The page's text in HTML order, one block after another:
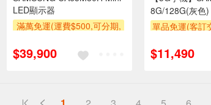
LED顯示器
滿萬免運(運費$500,可分期,
萬元及使用6期以上分期0利
率,需付基本安裝運費)
$39,900
8G/128G(灰色)
單品免運(客訂
$11,490